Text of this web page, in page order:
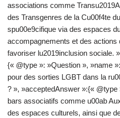
associations comme
des Transgenres de la Cu00f4te
spu00e9cifique via des espaces
accompagnements et des actions
favoriser lu2019inclusion sociale.
{« @type »: »Question », »name
pour des sorties LGBT dans la
? », »acceptedAnswer »:{«
bars associatifs comme u00ab
des espaces culturels, ainsi que